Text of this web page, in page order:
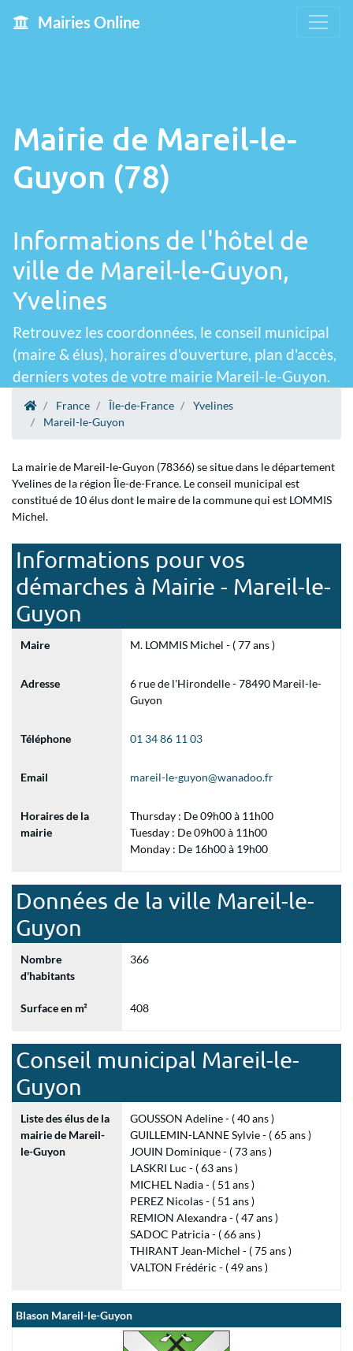
Mairies Online
Mairie de Mareil-le-
Guyon (78)
Informations de l'hôtel de
ville de Mareil-le-Guyon,
Yvelines
Retrouvez les coordonnées, le conseil municipal
(maire & élus), horaires d'ouverture, plan d'accès,
derniers votes de votre mairie Mareil-le-Guyon.
France Île-de-France
Yvelines
Mareil-le-Guyon
La mairie de Mareil-le-Guyon (78366) se situe dans le département
Yvelines de la région Île-de-France. Le conseil municipal est
constitué de 10 élus dont le maire de la commune qui est LOMMIS
Michel.
Informations pour vos
démarches à Mairie - Mareil-le-
Guyon
Maire M. LOMMIS Michel - ( 77 ans )
Adresse
6 rue de l'Hirondelle - 78490 Mareil-le-
Guyon
Téléphone 01 34 86 11 03
Email mareil-le-guyon@wanadoo.fr
Horaires de la
mairie
Thursday : De 09h00 à 11h00
Tuesday : De 09h00 à 11h00
Monday : De 16h00 à 19h00
Données de la ville Mareil-le-
Guyon
Nombre
d'habitants
366
Surface en m² 408
Conseil municipal Mareil-le-
Guyon
Liste des élus de la
mairie de Mareil-
le-Guyon
GOUSSON Adeline - ( 40 ans )
GUILLEMIN-LANNE Sylvie - ( 65 ans )
JOUIN Dominique - ( 73 ans )
LASKRI Luc - ( 63 ans )
MICHEL Nadia - ( 51 ans )
PEREZ Nicolas - ( 51 ans )
REMION Alexandra - ( 47 ans )
SADOC Patricia - ( 66 ans )
THIRANT Jean-Michel - ( 75 ans )
VALTON Frédéric - ( 49 ans )
Blason Mareil-le-Guyon